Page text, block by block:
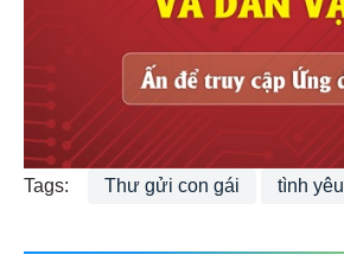
Tags: Thư gửi con gái tình yêu